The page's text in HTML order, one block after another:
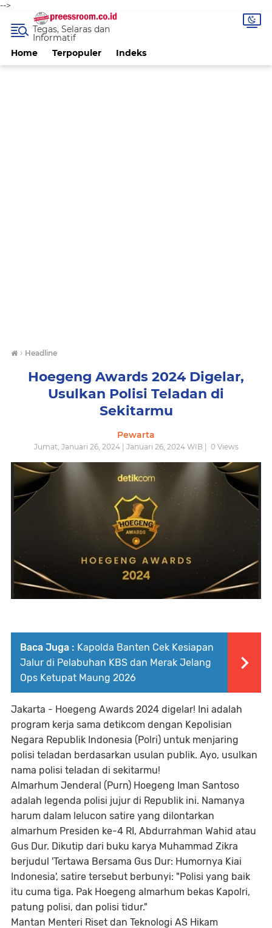
-->
Home Terpopuler Indeks
Tegas, Selaras dan
Informatif
› Headline
Hoegeng Awards 2024 Digelar,
Usulkan Polisi Teladan di
Sekitarmu
Pewarta
Jumat, Januari 26, 2024 | Januari 26, 2024 WIB | 0Views
Baca Juga : Kapolda Banten Cek Kesiapan
Jalur di Pelabuhan KBS dan Merak Jelang
Ops Ketupat Maung 2026
Jakarta - Hoegeng Awards 2024 digelar! Ini adalah
program kerja sama detikcom dengan Kepolisian
Negara Republik Indonesia (Polri) untuk menjaring
polisi teladan berdasarkan usulan publik. Ayo, usulkan
nama polisi teladan di sekitarmu!
Almarhum Jenderal (Purn) Hoegeng Iman Santoso
adalah legenda polisi jujur di Republik ini. Namanya
harum dalam lelucon satire yang dilontarkan
almarhum Presiden ke-4 RI, Abdurrahman Wahid atau
Gus Dur. Dikutip dari buku karya Muhammad Zikra
berjudul 'Tertawa Bersama Gus Dur: Humornya Kiai
Indonesia', satire tersebut berbunyi: "Polisi yang baik
itu cuma tiga. Pak Hoegeng almarhum bekas Kapolri,
patung polisi, dan polisi tidur."
Mantan Menteri Riset dan Teknologi AS Hikam